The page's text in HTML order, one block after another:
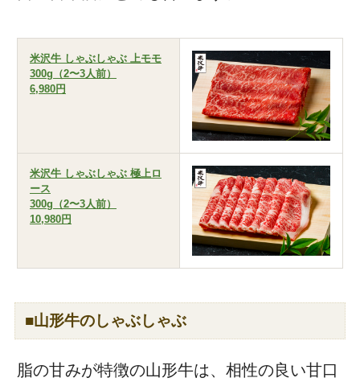
米沢牛 しゃぶしゃぶ 上モモ
300g（2〜3人前）
6,980円
米沢牛 しゃぶしゃぶ 極上ロ
ース
300g（2〜3人前）
10,980円
■山形牛のしゃぶしゃぶ
脂の甘みが特徴の山形牛は、相性の良い甘口